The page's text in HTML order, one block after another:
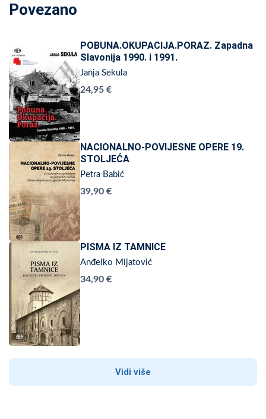
Povezano
POBUNA.OKUPACIJA.PORAZ. Zapadna
Slavonija 1990. i 1991.
Janja Sekula
24,95 €
NACIONALNO-POVIJESNE OPERE 19.
STOLJEĆA
Petra Babić
39,90 €
PISMA IZ TAMNICE
Anđelko Mijatović
34,90 €
Vidi više